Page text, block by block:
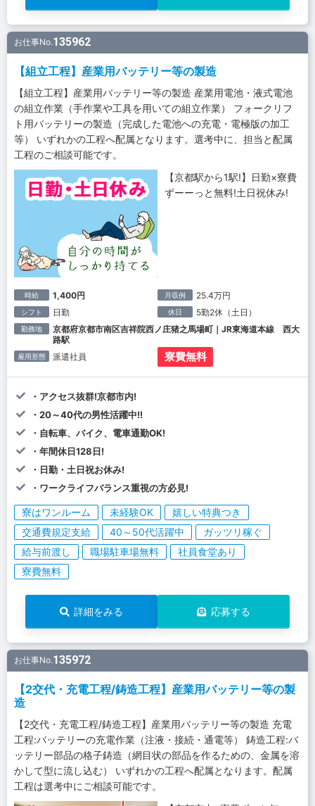
お仕事No.135962
【組立工程】産業用バッテリー等の製造
【組立工程】産業用バッテリー等の製造 産業用電池・液式電池
の組立作業（手作業や工具を用いての組立作業） フォークリフ
ト用バッテリーの製造（完成した電池への充電・電極版の加工
等） いずれかの工程へ配属となります。選考中に、担当と配属
工程のご相談可能です。
【京都駅から1駅!】日勤×寮費
ずーーっと無料!土日祝休み!
時給 1,400円 月収例 25.4万円
シフト 日勤 休日 5勤2休（土日）
勤務地
京都府京都市南区吉祥院西ノ庄猪之馬場町｜JR東海道本線 西大
路駅
雇用形態 派遣社員 寮費無料
・アクセス抜群!京都市内!
・20～40代の男性活躍中!!
・自転車、バイク、電車通勤OK!
・年間休日128日!
・日勤・土日祝お休み!
・ワークライフバランス重視の方必見!
寮はワンルーム 未経験OK
嬉しい特典つき
交通費規定支給
40～50代活躍中
ガッツリ稼ぐ
給与前渡し
職場駐車場無料
社員食堂あり
寮費無料
詳細をみる 応募する
お仕事No.135972
【2交代・充電工程/鋳造工程】産業用バッテリー等の製
造
【2交代・充電工程/鋳造工程】産業用バッテリー等の製造 充電
工程:バッテリーの充電作業（注液・接続・通電等） 鋳造工程:バ
ッテリー部品の格子鋳造（網目状の部品を作るための、金属を溶
かして型に流し込む） いずれかの工程へ配属となります。配属
工程は選考中にご相談可能です。